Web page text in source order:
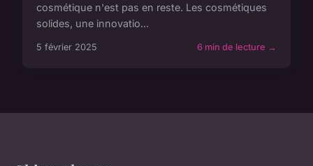
cosmétique n'est pas en reste. Les cosmétiques
solides, une innovatio...
5 février 2025 6 min de lecture →